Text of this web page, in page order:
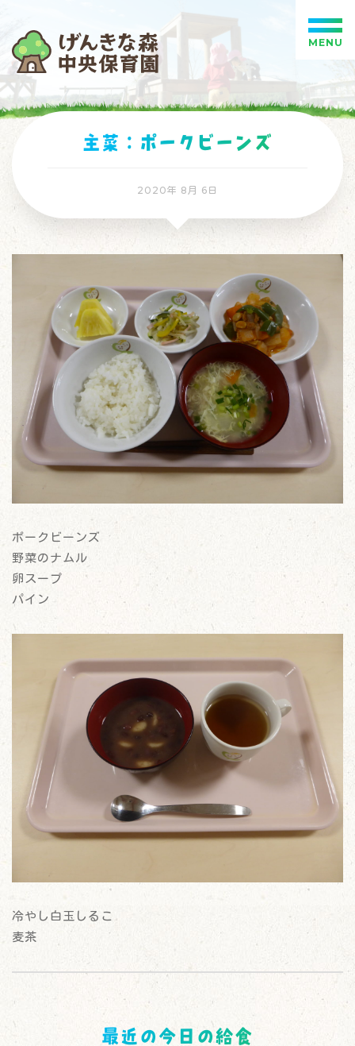
主菜：ポークビーンズ
2020年 8月 6日
ポークビーンズ
野菜のナムル
卵スープ
パイン
冷やし白玉しるこ
麦茶
最近の今日の給食
MENU